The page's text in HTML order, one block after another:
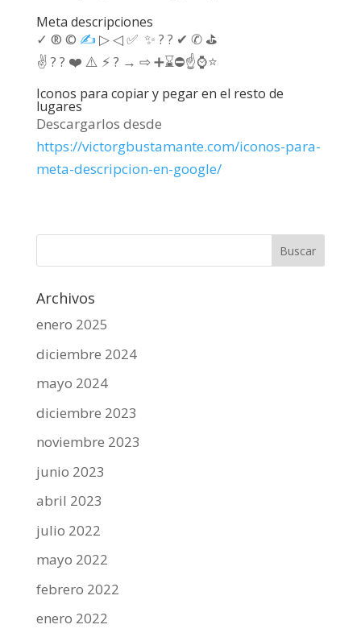
Meta descripciones
✓ ® © ✍ ▷ ◁ ✅ ✨ ? ? ✔ ✆ ⛳
✌️ ? ? ❤️ ⚠️ ⚡ ? → ⇨ ➕⌛⛔☝⌚⭐
Iconos para copiar y pegar en el resto de
lugares
Descargarlos desde
https://victorgbustamante.com/iconos-para-
meta-descripcion-en-google/
Archivos
enero 2025
diciembre 2024
mayo 2024
diciembre 2023
noviembre 2023
junio 2023
abril 2023
julio 2022
mayo 2022
febrero 2022
enero 2022